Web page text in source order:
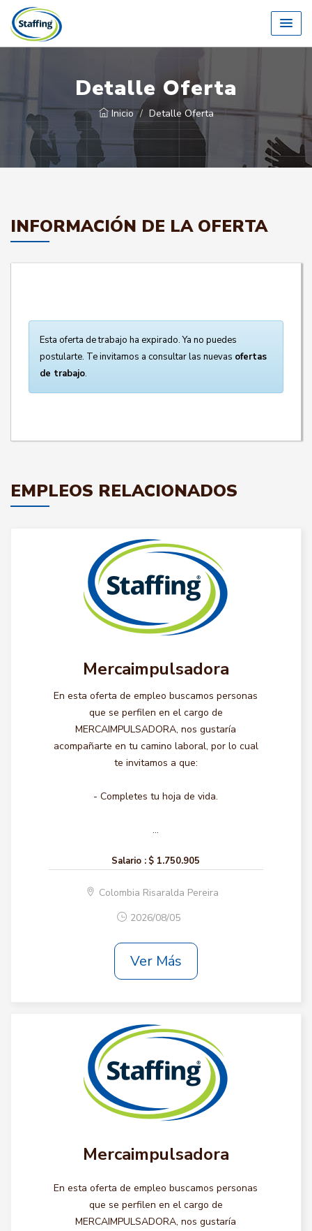
Detalle Oferta
Inicio Detalle Oferta
INFORMACIÓN DE LA OFERTA
Esta oferta de trabajo ha expirado. Ya no puedes
postularte. Te invitamos a consultar las nuevas ofertas
de trabajo.
EMPLEOS RELACIONADOS
Mercaimpulsadora
En esta oferta de empleo buscamos personas
que se perfilen en el cargo de
MERCAIMPULSADORA, nos gustaría
acompañarte en tu camino laboral, por lo cual
te invitamos a que:
- Completes tu hoja de vida.
...
Salario : $ 1.750.905
Colombia Risaralda Pereira
2026/08/05
Ver Más
Mercaimpulsadora
En esta oferta de empleo buscamos personas
que se perfilen en el cargo de
MERCAIMPULSADORA, nos gustaría